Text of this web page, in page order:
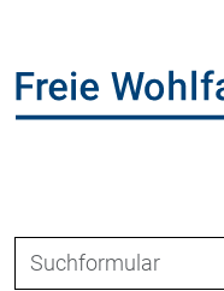
Suchen nach: